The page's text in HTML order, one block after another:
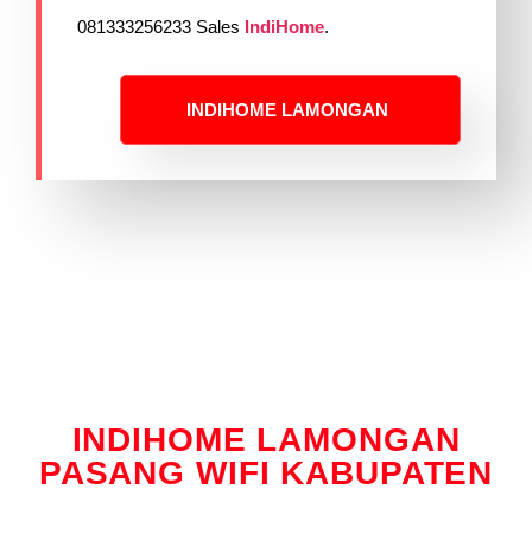
081333256233 Sales IndiHome.
INDIHOME LAMONGAN
INDIHOME LAMONGAN
PASANG WIFI KABUPATEN